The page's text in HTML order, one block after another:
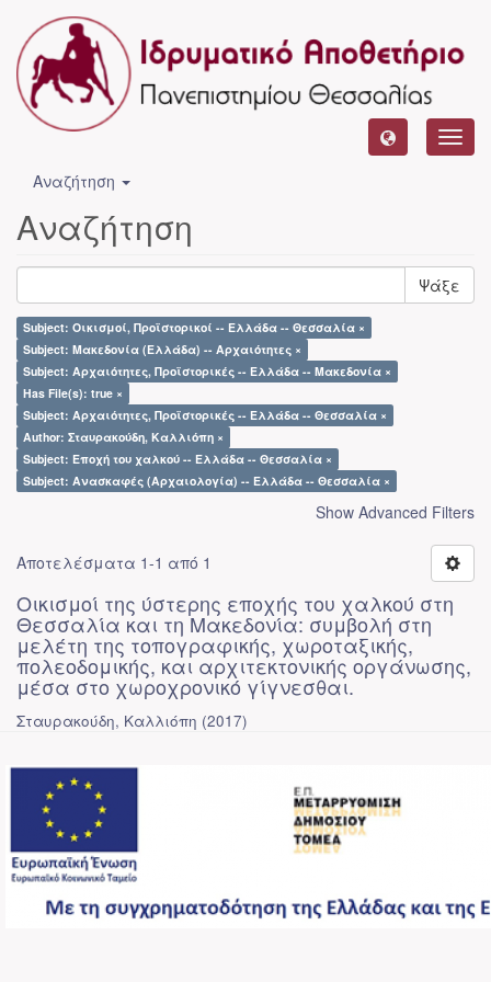
Αναζήτηση
Αναζήτηση
Ψάξε
Subject: Οικισμοί, Προϊστορικοί -- Ελλάδα -- Θεσσαλία ×
Subject: Μακεδονία (Ελλάδα) -- Αρχαιότητες ×
Subject: Αρχαιότητες, Προϊστορικές -- Ελλάδα -- Μακεδονία ×
Has File(s): true ×
Subject: Αρχαιότητες, Προϊστορικές -- Ελλάδα -- Θεσσαλία ×
Author: Σταυρακούδη, Καλλιόπη ×
Subject: Εποχή του χαλκού -- Ελλάδα -- Θεσσαλία ×
Subject: Ανασκαφές (Αρχαιολογία) -- Ελλάδα -- Θεσσαλία ×
Show Advanced Filters
Αποτελέσματα 1-1 από 1
Οικισμοί της ύστερης εποχής του χαλκού στη
Θεσσαλία και τη Μακεδονία: συμβολή στη
μελέτη της τοπογραφικής, χωροταξικής,
πολεοδομικής, και αρχιτεκτονικής οργάνωσης,
μέσα στο χωροχρονικό γίγνεσθαι.
Σταυρακούδη, Καλλιόπη (2017)